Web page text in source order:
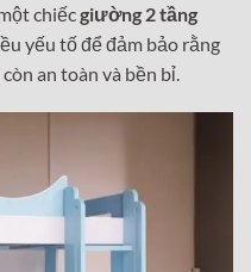
chiếcgiường 2 tầng
yếu tố để đảm bảo rằng
an toàn và bền bỉ.